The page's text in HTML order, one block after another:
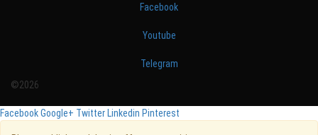
Facebook
Youtube
Telegram
©2026
FacebookGoogle+ TwitterLinkedin Pinterest